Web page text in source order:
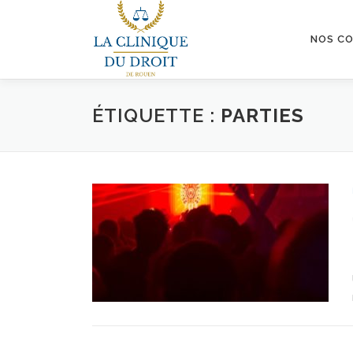
NOS
ÉTIQUETTE : PARTIES